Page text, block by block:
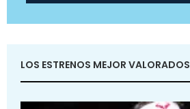
LOS ESTRENOS MEJOR VALORADOS